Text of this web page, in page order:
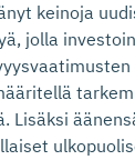
keinoja
jolla
Lisäksi